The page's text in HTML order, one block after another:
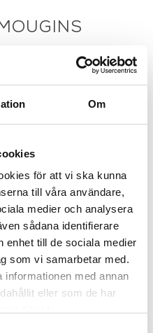
Om
för att vi ska kunna
till våra användare,
medier och analysera
sådana identifierare
enhet till de sociala medier
som vi samarbetar med.
med annan
eller som de har
Läs mer
dig för vårt
över 1000:-